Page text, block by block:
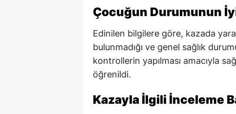
Çocuğun Durumunun
Edinilen bilgilere göre, kazada
bulunmadığı ve genel sağlık
kontrollerin yapılması amacıyla
öğrenildi.
Kazayla İlgili İnceleme